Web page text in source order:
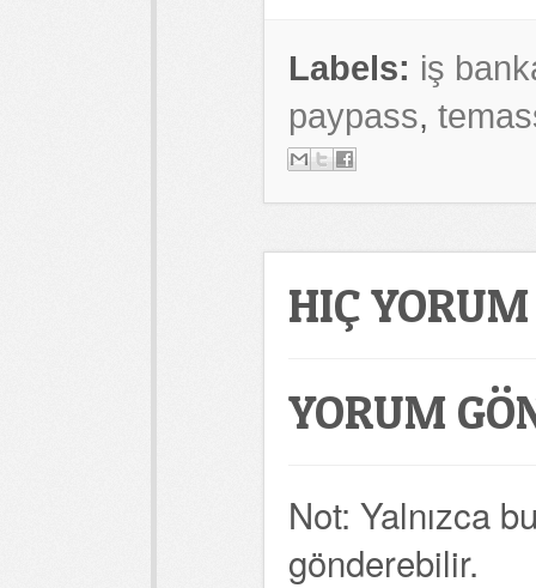
Labels: iş
paypass,
HIÇ
YORUM
Not: Yalnızca
gönderebilir.